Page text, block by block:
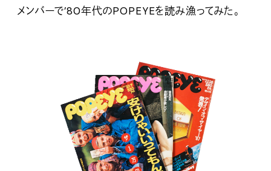
メンバーで’80年代のPOPEYEを読み漁ってみた。